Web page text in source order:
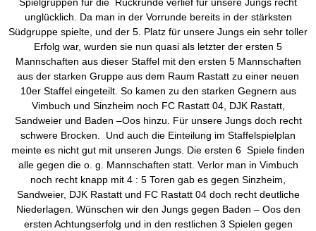
unglücklich. Da man in der Vorrunde bereits in der stärksten
Südgruppe spielte, und der 5. Platz für unsere Jungs ein sehr toller
Erfolg war, wurden sie nun quasi als letzter der ersten 5
Mannschaften aus dieser Staffel mit den ersten 5 Mannschaften
aus der starken Gruppe aus dem Raum Rastatt zu einer neuen
10er Staffel eingeteilt. So kamen zu den starken Gegnern aus
Vimbuch und Sinzheim noch FC Rastatt 04, DJK Rastatt,
Sandweier und Baden –Oos hinzu. Für unsere Jungs doch recht
schwere Brocken. Und auch die Einteilung im Staffelspielplan
meinte es nicht gut mit unseren Jungs. Die ersten 6 Spiele finden
alle gegen die o. g. Mannschaften statt. Verlor man in Vimbuch
noch recht knapp mit 4 : 5 Toren gab es gegen Sinzheim,
Sandweier, DJK Rastatt und FC Rastatt 04 doch recht deutliche
Niederlagen. Wünschen wir den Jungs gegen Baden – Oos den
ersten Achtungserfolg und in den restlichen 3 Spielen gegen